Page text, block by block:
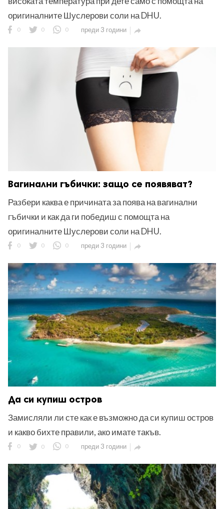
оригиналните Шуслерови соли на DHU.
0 0 0 преди 3 години 
Вагинални гъбички: защо се появяват?
Разбери каква е причината за поява на вагинални
гъбички и как да ги победиш с помощта на
оригиналните Шуслерови соли на DHU.
0 0 0 преди 3 години 
Да си купиш остров
Замисляли ли сте как е възможно да си купиш остров
и какво бихте правили, ако имате такъв.
0 0 0 преди 3 години 